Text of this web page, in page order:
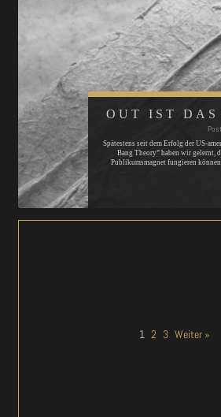
OUT IST DAS
Spätestens seit dem Erfolg der US-
Bang Theory” haben wir gelernt,
Publikumsmagnet fungieren
1 2 3 Weiter »